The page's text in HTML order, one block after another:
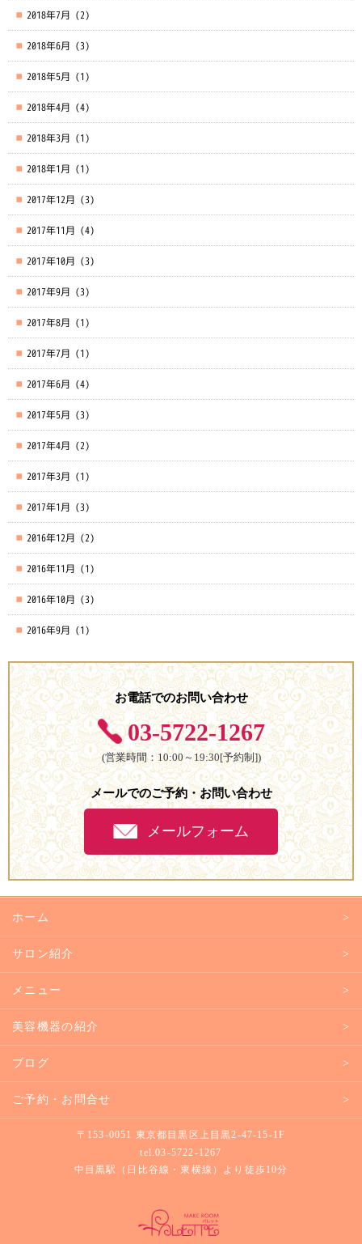
2018年7月 (2)
2018年6月 (3)
2018年5月 (1)
2018年4月 (4)
2018年3月 (1)
2018年1月 (1)
2017年12月 (3)
2017年11月 (4)
2017年10月 (3)
2017年9月 (3)
2017年8月 (1)
2017年7月 (1)
2017年6月 (4)
2017年5月 (3)
2017年4月 (2)
2017年3月 (1)
2017年1月 (3)
2016年12月 (2)
2016年11月 (1)
2016年10月 (3)
2016年9月 (1)
お電話でのお問い合わせ
03-5722-1267
(営業時間：10:00～19:30[予約制])
メールでのご予約・お問い合わせ
メールフォーム
ホーム
サロン紹介
メニュー
美容機器の紹介
ブログ
ご予約・お問合せ
〒153-0051 東京都目黒区上目黒2-47-15-1F
tel.03-5722-1267
中目黒駅（日比谷線・東横線）より徒歩10分